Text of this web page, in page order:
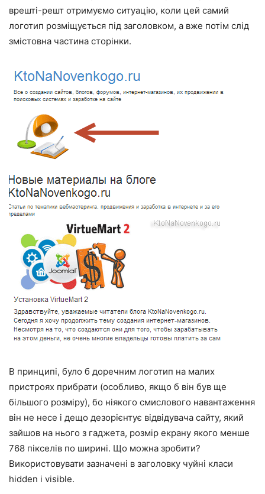
врешті-решт отримуємо ситуацію, коли цей самий
логотип розміщується під заголовком, а вже потім слід
змістовна частина сторінки.
В принципі, було б доречним логотип на малих
пристроях прибрати (особливо, якщо б він був ще
більшого розміру), бо ніякого смислового навантаження
він не несе і дещо дезорієнтує відвідувача сайту, який
зайшов на нього з гаджета, розмір екрану якого менше
768 пікселів по ширині. Що можна зробити?
Використовувати зазначені в заголовку чуйні класи
hidden і visible.